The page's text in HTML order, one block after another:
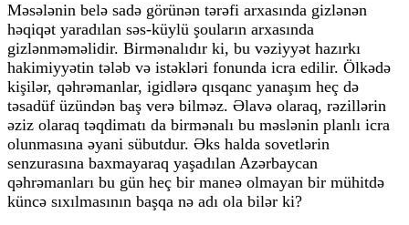
Məsələnin belə sadə görünən tərəfi arxasında gizlənən
həqiqət yaradılan səs-küylü şouların arxasında
gizlənməməlidir. Birmənalıdır ki, bu vəziyyət hazırkı
hakimiyyətin tələb və istəkləri fonunda icra edilir. Ölkədə
kişilər, qəhrəmanlar, igidlərə qısqanc yanaşım heç də
təsadüf üzündən baş verə bilməz. Əlavə olaraq, rəzillərin
əziz olaraq təqdimatı da birmənalı bu məslənin planlı icra
olunmasına əyani sübutdur. Əks halda sovetlərin
senzurasına baxmayaraq yaşadılan Azərbaycan
qəhrəmanları bu gün heç bir maneə olmayan bir mühitdə
küncə sıxılmasının başqa nə adı ola bilər ki?